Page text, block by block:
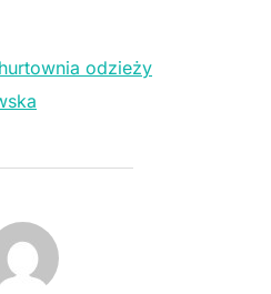
hurtownia odzieży
AUTHOR